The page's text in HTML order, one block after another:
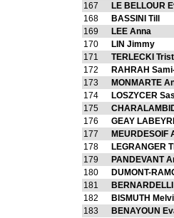
167
LE BELLOUR
168
BASSINI Till
169
LEE Anna
170
LIN Jimmy
171
TERLECKI
172
RAHRAH
173
MONMARTE
174
LOSZYCER
175
176
GEAY
177
MEURDESOIF
178
LEGRANGER
179
PANDEVANT
180
DUMONT-
181
182
BISMUTH Melvil
183
BENAYOUN